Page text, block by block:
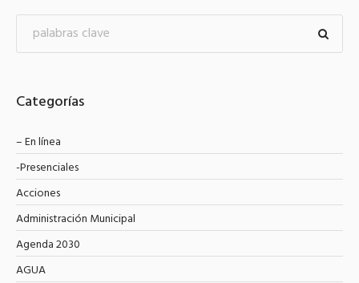
Categorías
– En línea
-Presenciales
Acciones
Administración Municipal
Agenda 2030
AGUA